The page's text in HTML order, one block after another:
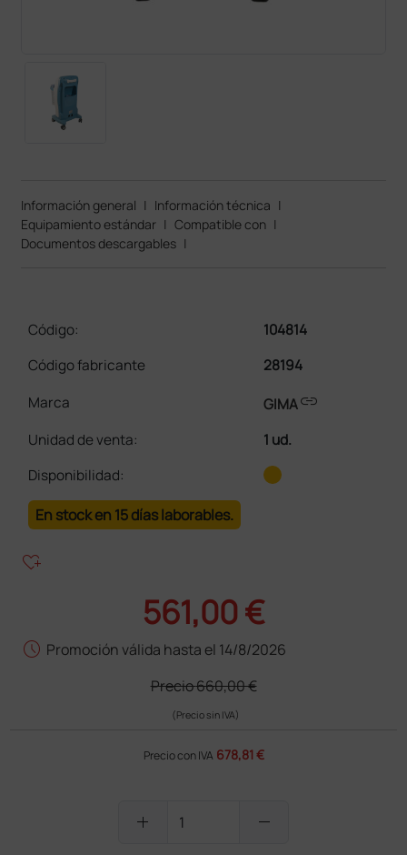
Información general | Información técnica |
Equipamiento estándar | Compatible con |
Documentos descargables |
Código:
104814
Código fabricante
28194
Marca
GIMAlink
Unidad de venta:
1 ud.
Disponibilidad:
En stock en 15 días laborables.
heart_plus
561,00 €
schedule Promoción válida hasta el 14/8/2026
Precio660,00 €
(Precio sin IVA)
Precio con IVA 678,81 €
add remove